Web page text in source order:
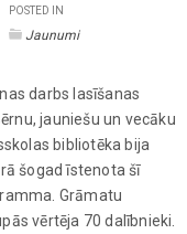
POSTED IN
Jaunumi
darbs lasīšanas
jauniešu un vecāku
bibliotēka bija
šogad īstenota šī
Grāmatu
vērtēja 70 dalībnieki.